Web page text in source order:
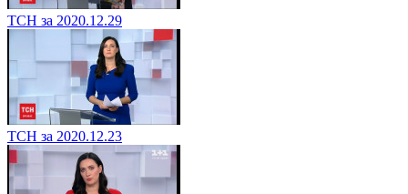
ТСН за 2020.12.29
ТСН за 2020.12.23